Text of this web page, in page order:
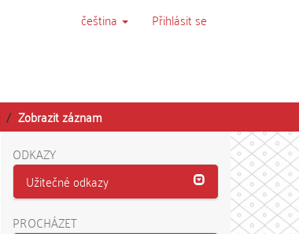
čeština Přihlásit se
Zobrazit záznam
ODKAZY
Užitečné odkazy
PROCHÁZET